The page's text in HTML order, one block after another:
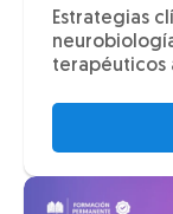
Estrategias
terapéuticos